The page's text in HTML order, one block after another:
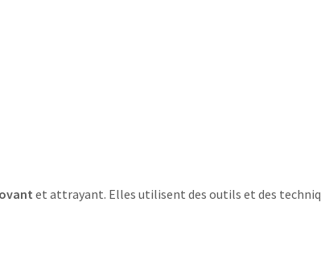
et attrayant. Elles utilisent des outils et des